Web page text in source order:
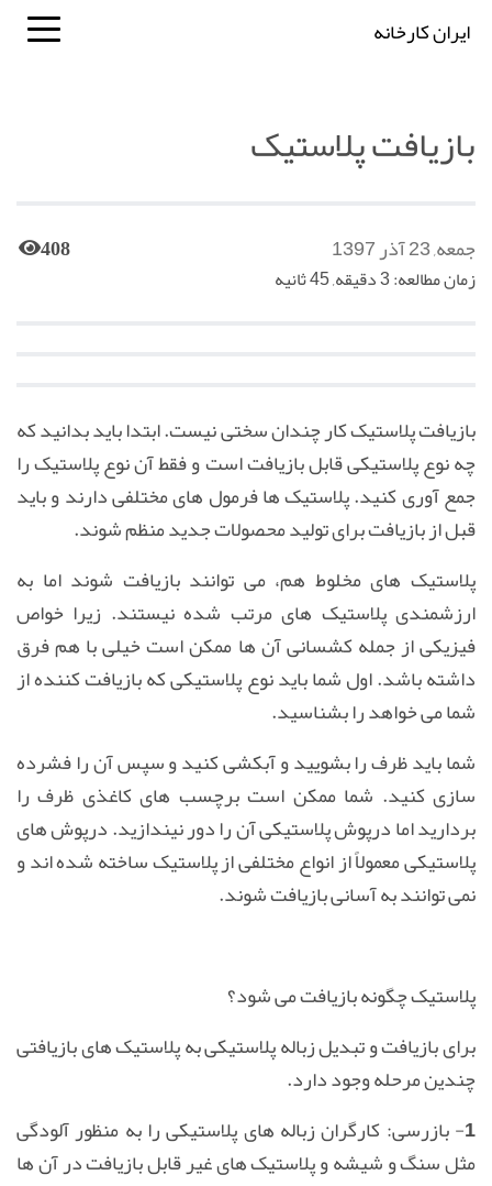
ایران کارخانه
بازیافت پلاستیک
جمعه, 23 آذر 1397 408
زمان مطالعه: 3 دقیقه, 45 ثانیه
بازیافت پلاستیک کار چندان سختی نیست.ابتدا باید بدانید كه
چه نوع پلاستیكی قابل بازیافت است و فقط آن نوع پلاستیک را
جمع آوری كنید. پلاستیک ها فرمول های مختلفی دارند و باید
قبل از بازیافت برای تولید محصولات جدید منظم شوند.
پلاستیک های مخلوط هم، می توانند بازیافت شوند اما به
ارزشمندی پلاستیک های مرتب شده نیستند. زیرا خواص
فیزیكی از جمله کشسانی آن ها ممكن است خیلی با هم فرق
داشته باشد. اول شما باید نوع پلاستیكی كه بازیافت كننده از
شما می خواهد را بشناسید.
شما باید ظرف را بشویید و آبكشی كنید و سپس آن را فشرده
سازی كنید. شما ممكن است برچسب های كاغذی ظرف را
بردارید اما درپوش پلاستیكی آن را دور نیندازید. درپوش های
پلاستیكی معمولاً از انواع مختلفی از پلاستیک ساخته شده اند و
نمی توانند به آسانی بازیافت شوند.
پلاستیک چگونه بازیافت می شود؟
برای بازیافت و تبدیل زباله پلاستیكی به پلاستیک های بازیافتی
چندین مرحله وجود دارد.
1- بازرسی:
كارگران زباله های پلاستیكی را به منظور آلودگی
مثل سنگ و شیشه و پلاستیک های غیر قابل بازیافت در آن ها